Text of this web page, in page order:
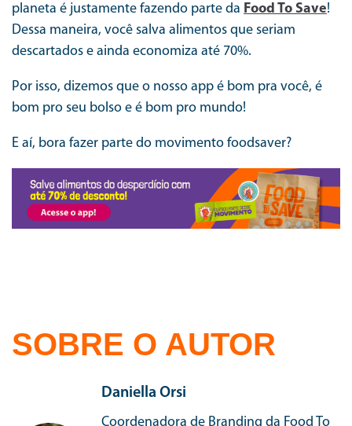
planeta é justamente fazendo parte da Food To Save!
Dessa maneira, você salva alimentos que seriam
descartados e ainda economiza até 70%.
Por isso, dizemos que o nosso app é bom pra você, é
bom pro seu bolso e é bom pro mundo!
E aí, bora fazer parte do movimento foodsaver?
SOBRE O AUTOR
Daniella Orsi
Coordenadora de Branding da Food To